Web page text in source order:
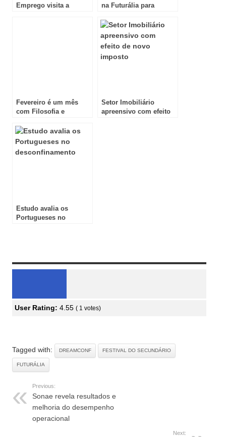
Emprego visita a
na Futurália para
Fevereiro é um mês
com Filosofia e
contos
Setor Imobiliário
apreensivo com efeito
Estudo avalia os
Portugueses no
User Rating: 4.55 ( 1 votes)
Tagged with: DREAMCONF FESTIVAL DO SECUNDÁRIO
FUTURÁLIA
Previous:
Sonae revela resultados e
melhoria do desempenho
operacional
Next: